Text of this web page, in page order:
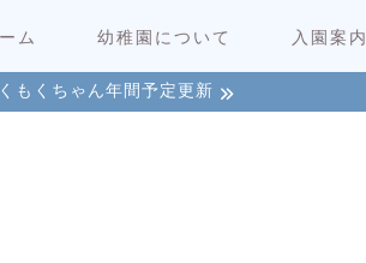
ム 幼稚園について 入園案内
もくちゃん年間予定更新